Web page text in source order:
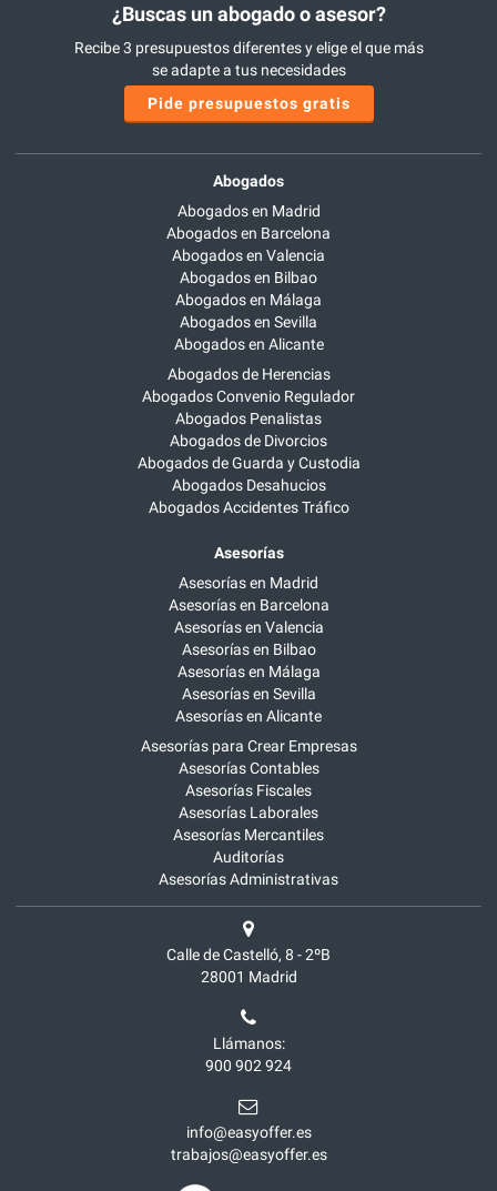
¿Buscas un abogado o asesor?
Recibe 3 presupuestos diferentes y elige el que más
se adapte a tus necesidades
Pide presupuestos gratis
Abogados
Abogados en Madrid
Abogados en Barcelona
Abogados en Valencia
Abogados en Bilbao
Abogados en Málaga
Abogados en Sevilla
Abogados en Alicante
Abogados de Herencias
Abogados Convenio Regulador
Abogados Penalistas
Abogados de Divorcios
Abogados de Guarda y Custodia
Abogados Desahucios
Abogados Accidentes Tráfico
Asesorías
Asesorías en Madrid
Asesorías en Barcelona
Asesorías en Valencia
Asesorías en Bilbao
Asesorías en Málaga
Asesorías en Sevilla
Asesorías en Alicante
Asesorías para Crear Empresas
Asesorías Contables
Asesorías Fiscales
Asesorías Laborales
Asesorías Mercantiles
Auditorías
Asesorías Administrativas
Calle de Castelló, 8 - 2ºB
28001 Madrid
Llámanos:
900 902 924
info@easyoffer.es
trabajos@easyoffer.es